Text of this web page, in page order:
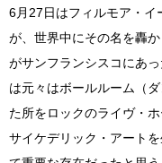
6月27日はフィルモア・イ
が、世界中にその名を轟
がサンフランシスコにあ
は元々はボールルーム（
た所をロックのライヴ・
サイケデリック・アート